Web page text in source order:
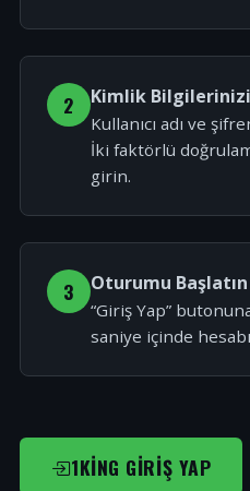
2 Kimlik
Kullanıcı adı ve
İki faktörlü
girin.
3 Oturumu Başlatın
“Giriş Yap”
saniye içinde
1KING GIRIŞ YAP